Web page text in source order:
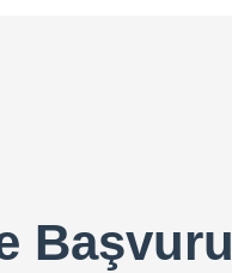
Başvuru